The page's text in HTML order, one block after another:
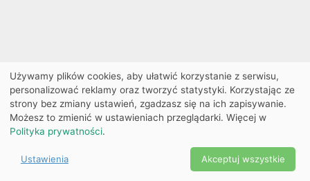
Ekobilet2026 |
Ustawienia
cookies
2026
Używamy plików cookies, aby ułatwić korzystanie z serwisu,
personalizować reklamy oraz tworzyć statystyki. Korzystając ze
strony bez zmiany ustawień, zgadzasz się na ich zapisywanie.
Możesz to zmienić w ustawieniach przeglądarki. Więcej w
Polityka prywatności.
Ustawienia Akceptuj wszystkie